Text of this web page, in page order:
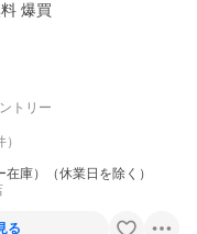
爆買
トリー
）
庫）（休業日を除く）
る